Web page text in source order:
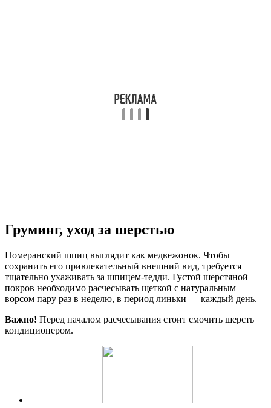
Груминг, уход за шерстью
Померанский шпиц выглядит как медвежонок. Чтобы
сохранить его привлекательный внешний вид, требуется
тщательно ухаживать за шпицем-тедди. Густой шерстяной
покров необходимо расчесывать щеткой с натуральным
ворсом пару раз в неделю, в период линьки — каждый день.
Важно! Перед началом расчесывания стоит смочить шерсть
кондиционером.